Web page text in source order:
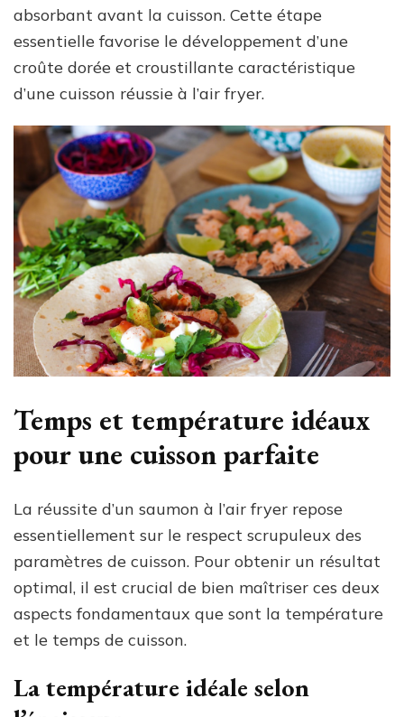
absorbant avant la cuisson. Cette étape
essentielle favorise le développement d’une
croûte dorée et croustillante caractéristique
d’une cuisson réussie à l’air fryer.
Temps et température idéaux
pour une cuisson parfaite
La réussite d’un saumon à l’air fryer repose
essentiellement sur le respect scrupuleux des
paramètres de cuisson. Pour obtenir un résultat
optimal, il est crucial de bien maîtriser ces deux
aspects fondamentaux que sont la température
et le temps de cuisson.
La température idéale selon